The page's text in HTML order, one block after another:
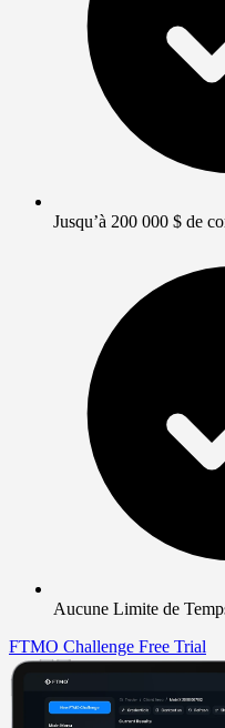
Jusqu’à 200 000 $ de
Aucune Limite de
FTMO Challenge Free Trial